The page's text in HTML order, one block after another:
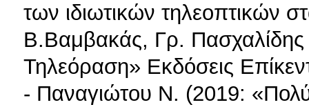
των ιδιωτικών τηλεοπτικών
Β.Βαμβακάς, Γρ. Πασχαλίδης
Τηλεόραση» Εκδόσεις
- Παναγιώτου Ν. (2019: «Πολύ